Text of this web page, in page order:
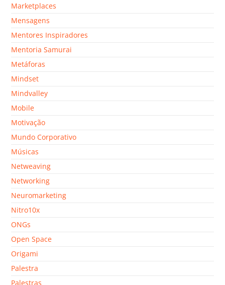
Marketplaces
Mensagens
Mentores Inspiradores
Mentoria Samurai
Metáforas
Mindset
Mindvalley
Mobile
Motivação
Mundo Corporativo
Músicas
Netweaving
Networking
Neuromarketing
Nitro10x
ONGs
Open Space
Origami
Palestra
Palestras